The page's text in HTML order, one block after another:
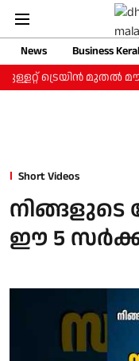
News Business
ട്രെയിന്‍ മുതല്‍
Short Videos
ഈ 5